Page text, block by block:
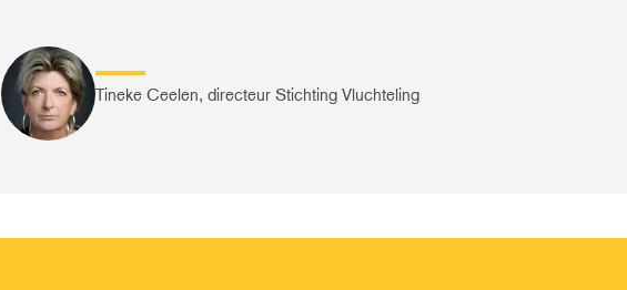
Tineke Ceelen, directeur Stichting Vluchteling